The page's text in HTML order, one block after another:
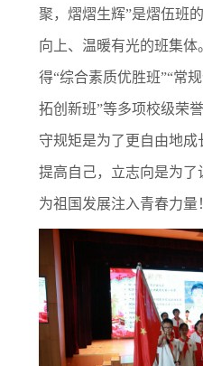
聚，熠熠生辉”是熠伍班
向上、温暖有光的班集
得“综合素质优胜班”“常
拓创新班”等多项校级荣
守规矩是为了更自由地
提高自己，立志向是为了
为祖国发展注入青春力量